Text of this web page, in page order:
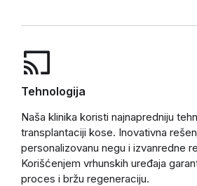
Tehnologija
Naša klinika koristi najnapredniju
transplantaciji kose. Inovativna
personalizovanu negu i izvanredne
Korišćenjem vrhunskih uređaja
proces i bržu regeneraciju.